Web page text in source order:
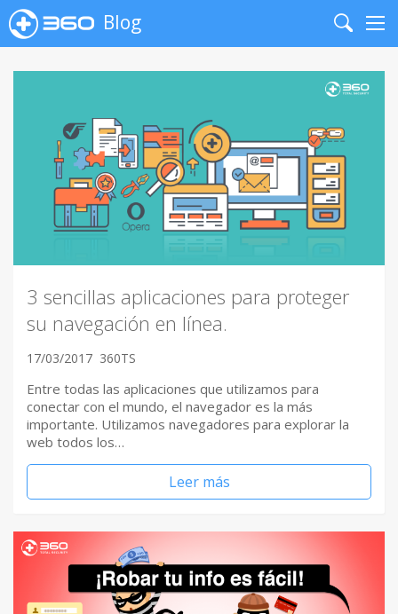
Blog
Search
3 sencillas aplicaciones para proteger
su navegación en línea.
17/03/2017 360TS
Entre todas las aplicaciones que utilizamos para
conectar con el mundo, el navegador es la más
importante. Utilizamos navegadores para explorar la
web todos los…
Leer más